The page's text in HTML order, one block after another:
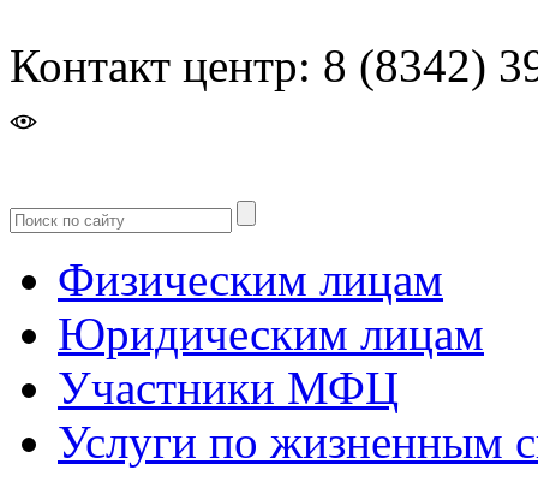
Контакт центр: 8 (8342)
Физическим лицам
Юридическим лицам
Участники МФЦ
Услуги по жизненным